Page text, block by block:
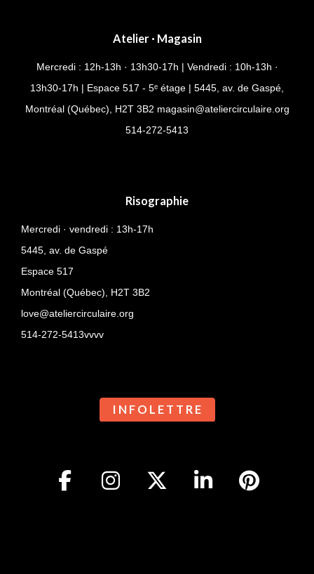
Atelier · Magasin
Mercredi : 12h-13h · 13h30-17h | Vendredi : 10h-13h ·
13h30-17h | Espace 517 - 5ᵉ étage | 5445, av. de Gaspé,
Montréal (Québec), H2T 3B2 magasin@ateliercirculaire.org
514-272-5413
Risographie
Mercredi · vendredi : 13h-17h
5445, av. de Gaspé
Espace 517
Montréal (Québec), H2T 3B2
love@ateliercirculaire.org
514-272-5413vvvv
I N F O L E T T R E